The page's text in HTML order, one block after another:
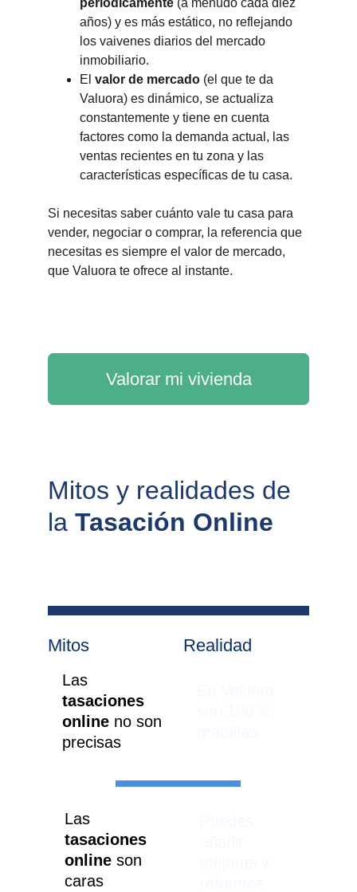
periódicamente (a menudo cada diez
años) y es más estático, no reflejando
los vaivenes diarios del mercado
inmobiliario.
El valor de mercado (el que te da
Valuora) es dinámico, se actualiza
constantemente y tiene en cuenta
factores como la demanda actual, las
ventas recientes en tu zona y las
características específicas de tu casa.
Si necesitas saber cuánto vale tu casa para
vender, negociar o comprar, la referencia que
necesitas es siempre el valor de mercado,
que Valuora te ofrece al instante.
Valorar mi vivienda
Mitos y realidades de
la Tasación Online
Mitos Realidad
Las
tasaciones
online no son
precisas
Las
tasaciones
online son
caras